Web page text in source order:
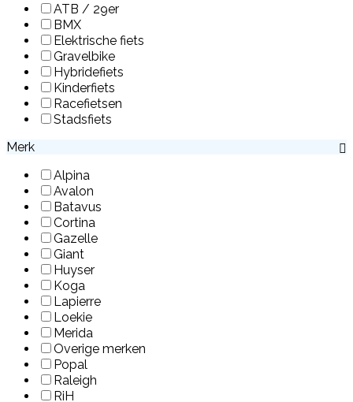
ATB / 29er
BMX
Elektrische fiets
Gravelbike
Hybridefiets
Kinderfiets
Racefietsen
Stadsfiets
Merk
Alpina
Avalon
Batavus
Cortina
Gazelle
Giant
Huyser
Koga
Lapierre
Loekie
Merida
Overige merken
Popal
Raleigh
RiH